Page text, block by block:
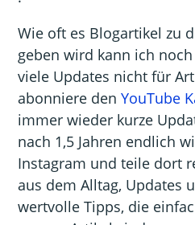
Wie oft es Blogartikel zu
geben wird kann ich
viele Updates nicht für
abonniere denYouTube
immer wieder kurze
nach 1,5 Jahren endlich
Instagram und teile dort
aus dem Alltag, Updates
wertvolle Tipps, die